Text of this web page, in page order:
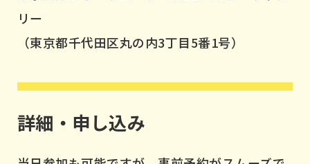
リー
（東京都千代田区丸の内3丁目5番1号）
詳細・申し込み